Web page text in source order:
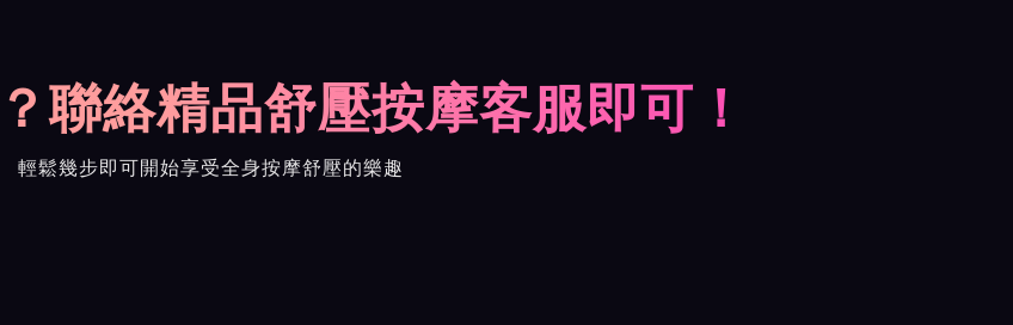
聯絡精品舒壓按摩客服即可！
輕鬆幾步即可開始享受全身按摩舒壓的樂趣